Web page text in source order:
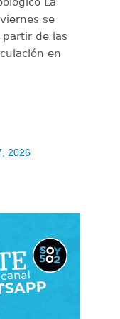
se
de las
en
2026